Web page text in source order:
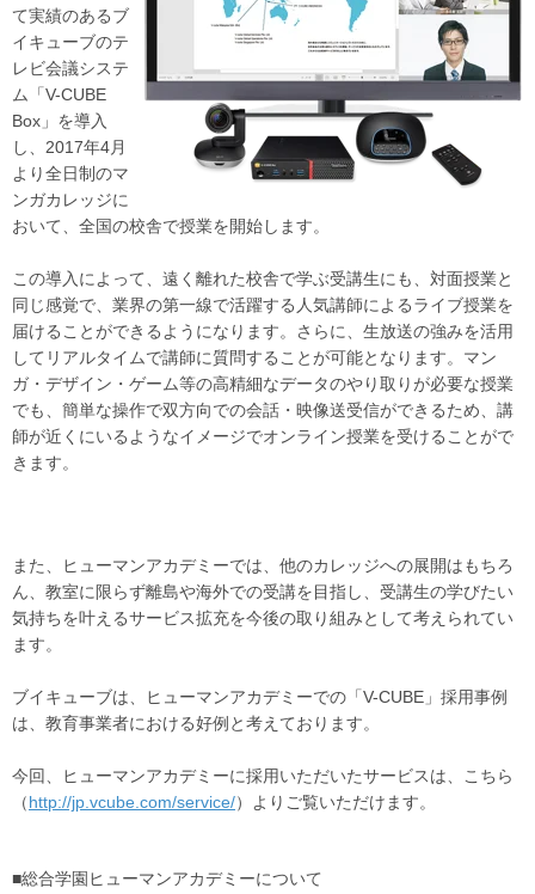
て実績のあるブ
イキューブのテ
レビ会議システ
ム「V-CUBE
Box」を導入
し、2017年4月
より全日制のマ
ンガカレッジに
おいて、全国の校舎で授業を開始します。
この導入によって、遠く離れた校舎で学ぶ受講生にも、対面授業と
同じ感覚で、業界の第一線で活躍する人気講師によるライブ授業を
届けることができるようになります。さらに、生放送の強みを活用
してリアルタイムで講師に質問することが可能となります。マン
ガ・デザイン・ゲーム等の高精細なデータのやり取りが必要な授業
でも、簡単な操作で双方向での会話・映像送受信ができるため、講
師が近くにいるようなイメージでオンライン授業を受けることがで
きます。
また、ヒューマンアカデミーでは、他のカレッジへの展開はもちろ
ん、教室に限らず離島や海外での受講を目指し、受講生の学びたい
気持ちを叶えるサービス拡充を今後の取り組みとして考えられてい
ます。
ブイキューブは、ヒューマンアカデミーでの「V-CUBE」採用事例
は、教育事業者における好例と考えております。
今回、ヒューマンアカデミーに採用いただいたサービスは、こちら
（http://jp.vcube.com/service/）よりご覧いただけます。
■総合学園ヒューマンアカデミーについて